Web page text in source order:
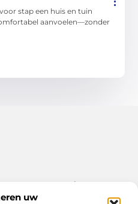
uw
stap een huis en tuin
aanvoelen—zonder
trends – alles op Bigoz.nl.
over het dagelijks leven,